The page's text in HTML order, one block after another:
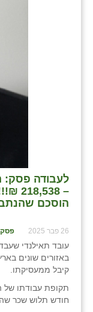
לעבודה פסק:
–
הוסכם שהנתבעת
26 פבר 2025
עובד תאילנדי
קיבל ממעסיקתו.
חודש תלוש שכר
גני יהודה
גנות
ורד יריחו
דקל
הדר עם